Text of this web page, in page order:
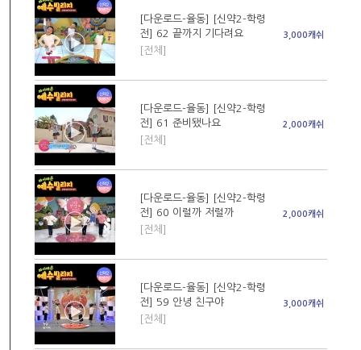
[다운로드-율동] [신약2-학령
전] 62 끝까지 기다려요
[전체]
3,000캐쉬
[다운로드-율동] [신약2-학령
전] 61 준비됐나요
[전체]
2,000캐쉬
[다운로드-율동] [신약2-학령
전] 60 이럴까 저럴까
[전체]
2,000캐쉬
[다운로드-율동] [신약2-학령
전] 59 안녕 친구야
[전체]
3,000캐쉬